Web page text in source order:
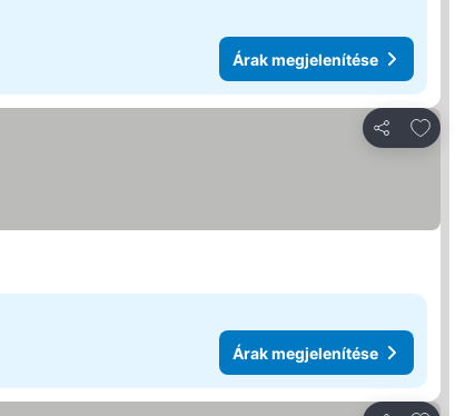
Árak megjelenítése
Megosztás
Árak megjelenítése